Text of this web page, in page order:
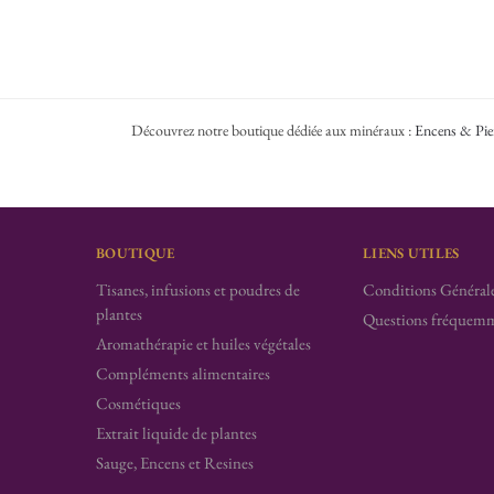
Découvrez notre boutique dédiée aux minéraux :Encens &
BOUTIQUE
Tisanes, infusions et poudres de
plantes
Aromathérapie et huiles végétales
Compléments alimentaires
Cosmétiques
Extrait liquide de plantes
Sauge, Encens et Resines
LIENS UTILES
Conditions
Questions